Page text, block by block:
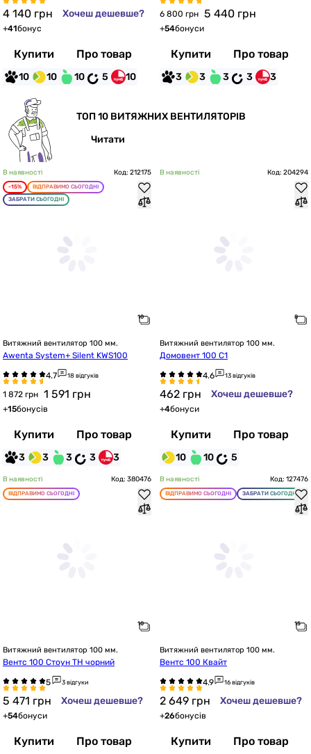
4 140 грн Хочеш дешевше?
+41бонус
Купити Про товар
10 10 10 5 10
6 800 грн 5 440 грн
+54бонуси
Купити Про товар
3 3 3 3 3
ТОП 10 ВИТЯЖНИХ ВЕНТИЛЯТОРІВ
Читати
В наявності Код: 212175
-15%
ВІДПРАВИМО СЬОГОДНІ
ЗАБРАТИ СЬОГОДНІ
Витяжний вентилятор 100 мм.
Awenta System+ Silent KWS100
18 відгуків
1 872 грн 1 591 грн
+15бонусів
Купити Про товар
3 3 3 3 3
В наявності Код: 204294
Витяжний вентилятор 100 мм.
Домовент 100 С1
13 відгуків
462 грн Хочеш дешевше?
+4бонуси
Купити Про товар
10 10 5
В наявності Код: 380476
ВІДПРАВИМО СЬОГОДНІ
Витяжний вентилятор 100 мм.
Вентс 100 Стоун ТН чорний
3 відгуки
5 471 грн Хочеш дешевше?
+54бонуси
Купити Про товар
В наявності Код: 127476
ВІДПРАВИМО СЬОГОДНІ ЗАБРАТИ СЬОГОДНІ
Витяжний вентилятор 100 мм.
Вентс 100 Квайт
16 відгуків
2 649 грн Хочеш дешевше?
+26бонусів
Купити Про товар